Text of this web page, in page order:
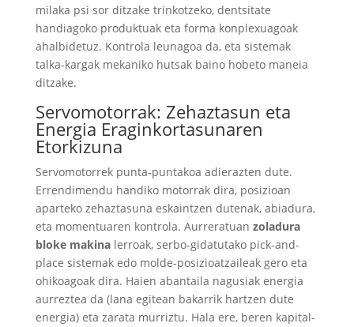
milaka psi sor ditzake trinkotzeko, dentsitate
handiagoko produktuak eta forma konplexuagoak
ahalbidetuz. Kontrola leunagoa da, eta sistemak
talka-kargak mekaniko hutsak baino hobeto maneia
ditzake.
Servomotorrak: Zehaztasun eta
Energia Eraginkortasunaren
Etorkizuna
Servomotorrek punta-puntakoa adierazten dute.
Errendimendu handiko motorrak dira, posizioan
aparteko zehaztasuna eskaintzen dutenak, abiadura,
eta momentuaren kontrola. Aurreratuan zoladura
bloke makina lerroak, serbo-gidatutako pick-and-
place sistemak edo molde-posizioatzaileak gero eta
ohikoagoak dira. Haien abantaila nagusiak energia
aurreztea da (lana egitean bakarrik hartzen dute
energia) eta zarata murriztu. Hala ere, beren kapital-